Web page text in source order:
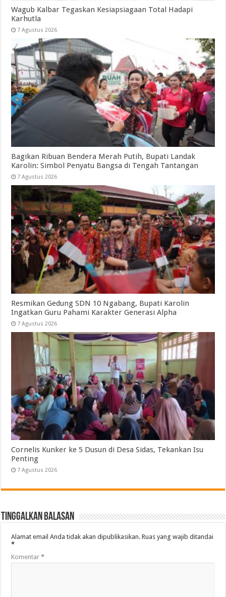
Wagub Kalbar Tegaskan Kesiapsiagaan Total Hadapi
Karhutla
7 Agustus 2026
Bagikan Ribuan Bendera Merah Putih, Bupati Landak
Karolin: Simbol Penyatu Bangsa di Tengah Tantangan
7 Agustus 2026
Resmikan Gedung SDN 10 Ngabang, Bupati Karolin
Ingatkan Guru Pahami Karakter Generasi Alpha
7 Agustus 2026
Cornelis Kunker ke 5 Dusun di Desa Sidas, Tekankan Isu
Penting
7 Agustus 2026
Tinggalkan Balasan
Alamat email Anda tidak akan dipublikasikan. Ruas yang wajib ditandai
*
Komentar*